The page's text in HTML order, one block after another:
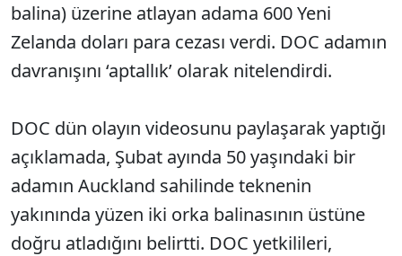
balina) üzerine atlayan adama 600 Yeni
Zelanda doları para cezası verdi. DOC adamın
davranışını ‘aptallık’ olarak nitelendirdi.
DOC dün olayın videosunu paylaşarak yaptığı
açıklamada, Şubat ayında 50 yaşındaki bir
adamın Auckland sahilinde teknenin
yakınında yüzen iki orka balinasının üstüne
doğru atladığını belirtti. DOC yetkilileri,